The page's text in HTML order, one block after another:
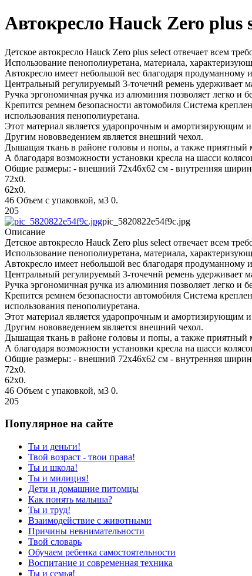
Автокресло Hauck Zero plus
Детское автокресло Hauck Zero plus select отвечает всем
Использование пенополиуретана, материала,
Автокресло имеет небольшой вес благодаря продуманному
Центральный регулируемый 3-точечнй ремень удерживает
Ручка эргономичная ручка из алюминия позволяет легко и
Крепится ремнем безопасности автомобиля Система
использования пенополиуретана.
Этот материал является ударопрочным и амортизирующим
Другим нововведением является внешний чехол.
Дышащая ткань в районе головы и попы, а также приятный
А благодаря возможности установки кресла на шасси
Общие размеры: - внешний 72x46x62 см - внутренняя
72х0.
62х0.
46 Объем с упаковкой, м3 0.
205
pic_5820822e54f9c.jpg
Описание
Детское автокресло Hauck Zero plus select отвечает всем
Использование пенополиуретана, материала,
Автокресло имеет небольшой вес благодаря продуманному
Центральный регулируемый 3-точечнй ремень удерживает
Ручка эргономичная ручка из алюминия позволяет легко и
Крепится ремнем безопасности автомобиля Система
использования пенополиуретана.
Этот материал является ударопрочным и амортизирующим
Другим нововведением является внешний чехол.
Дышащая ткань в районе головы и попы, а также приятный
А благодаря возможности установки кресла на шасси
Общие размеры: - внешний 72x46x62 см - внутренняя
72х0.
62х0.
46 Объем с упаковкой, м3 0.
205
Популярное на сайте
Ты и деньги!
Твой возраст - твои права!
Ты и школа!
Ты и милиция!
Дети и домашние питомцы
Как понять малыша?
Ты и труд!
Взаимодействие с животными
Причины невнимательности
Твой словарь
Обучаем ребенка самостоятельности
Воспитание и современная техника
Ты и семья!